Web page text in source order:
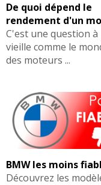
De quoi dépend le
rendement d'un
C'est une question à
vieille comme le
des moteurs ...
BMW les moins
Découvrez les